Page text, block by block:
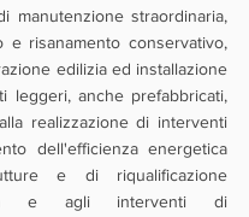
manutenzione straordinaria,
e risanamento conservativo,
edilizia ed installazione
leggeri, anche prefabbricati,
realizzazione di interventi
dell'efficienza energetica
e di riqualificazione
e agli interventi di